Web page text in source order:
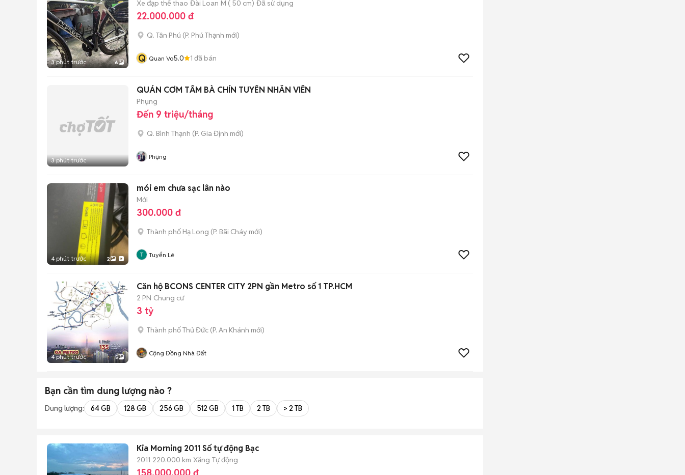
3 phút trước 6
Xe đạp thể thao Đài Loan M ( 50 cm) Đã sử dụng
22.000.000 đ
Q. Tân Phú (P. Phú Thạnh mới)
Q Quan Vo5.0 1 đã bán
3 phút trước
QUÁN CƠM TẤM BÀ CHÍN TUYỂN NHÂN VIÊN
Phụng
Đến 9 triệu/tháng
Q. Bình Thạnh (P. Gia Định mới)
Phụng
4 phút trước 2
mói em chưa sạc lân nào
Mới
300.000 đ
Thành phố Hạ Long (P. Bãi Cháy mới)
Tuyển Lê
4 phút trước 5
Căn hộ BCONS CENTER CITY 2PN gần Metro số 1 TP.HCM
2 PN Chung cư
3 tỷ
Thành phố Thủ Đức (P. An Khánh mới)
Cộng Đồng Nhà Đất
Bạn cần tìm dung lượng nào ?
Dung lượng: 64 GB 128 GB 256 GB 512 GB 1 TB 2 TB > 2 TB
Kia Morning 2011 Số tự động Bạc
2011 220.000 km Xăng Tự động